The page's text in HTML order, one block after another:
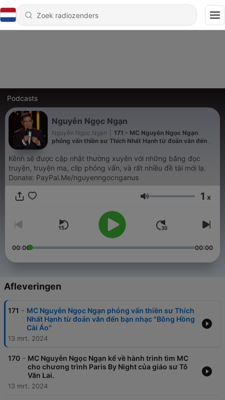
Podcasts
Nguyễn Ngọc Ngạn
Nguyễn Ngọc Ngạn
171 - MC Nguyễn Ngọc Ngạn
phỏng vấn thiền sư Thích Nhất Hạnh từ đoản văn đến
Kênh sẽ được cập nhật thường xuyên với những băng đọc
truyện, truyện ma, clip phỏng vấn, và rất nhiều đề tài mới lạ.
Donate: PayPal.Me/nguyenngocnganus
Volume 1 x
00:00 00:00
Afleveringen
171 - MC Nguyễn Ngọc Ngạn phỏng vấn thiền sư Thích
Nhất Hạnh từ đoản văn đến bạn nhạc "Bông Hồng
Cài Áo"
13 mrt. 2024
170 - MC Nguyễn Ngọc Ngạn kể về hành trình tìm MC
cho chương trình Paris By Night của giáo sư Tô
Văn Lai.
13 mrt. 2024